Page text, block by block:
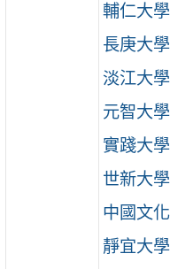
輔仁大學
長庚大學
淡江大學
元智大學
實踐大學
世新大學
中國文
靜宜大學